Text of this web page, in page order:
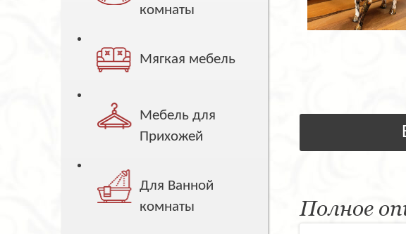
комнаты
Мягкая мебель
Мебель для
Прихожей
Для Ванной
комнаты
Полное